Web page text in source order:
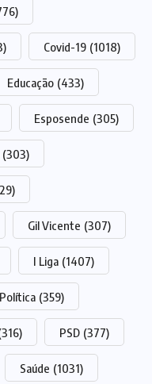
Covid-19 (1018)
Educação (433)
Esposende (305)
(303)
Gil Vicente (307)
I Liga (1407)
Política (359)
PSD (377)
Saúde (1031)